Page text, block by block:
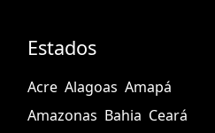
Estados
Acre Alagoas Amapá
Amazonas Bahia Ceará